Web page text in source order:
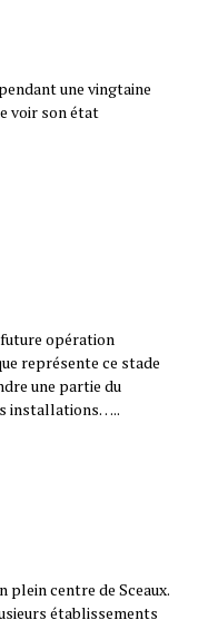
une vingtaine
voir son état
future opération
représente ce stade
une partie du
installations…..
plein centre de Sceaux.
établissements